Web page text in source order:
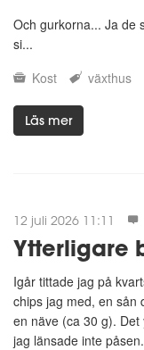
Och gurkorna... Ja de
si...
Kost
växthus
Läs mer
12 juli 2026 11:11
Ytterligare
Igår tittade jag på
chips jag med, en sån
en näve (ca 30 g).
jag länsade inte